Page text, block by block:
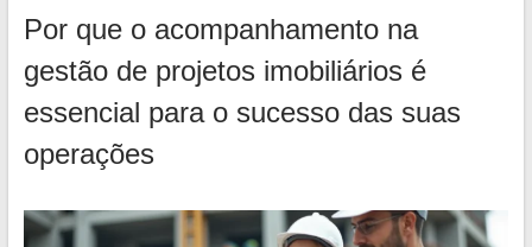
Por que o acompanhamento na
gestão de projetos imobiliários é
essencial para o sucesso das suas
operações